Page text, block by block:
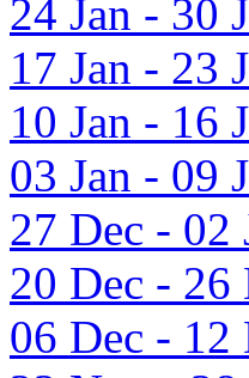
24 Jan - 30
17 Jan - 23
10 Jan - 16
03 Jan - 09
27 Dec - 02
20 Dec - 26
06 Dec - 12